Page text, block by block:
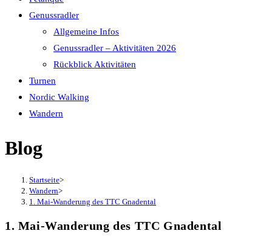
Genussradler
Allgemeine Infos
Genussradler – Aktivitäten 2026
Rückblick Aktivitäten
Turnen
Nordic Walking
Wandern
Blog
Startseite>
Wandern>
1. Mai-Wanderung des TTC Gnadental
1. Mai-Wanderung des TTC Gnadental